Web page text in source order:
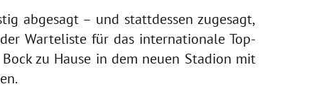
abgesagt – und stattdessen zugesagt,
Warteliste für das internationale Top-
zu Hause in dem neuen Stadion mit